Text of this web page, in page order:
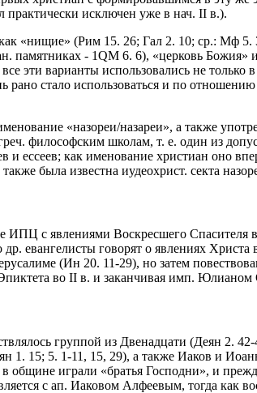
практически исключен уже в нач. II в.).
«нищие» (Рим 15. 26; Гал 2. 10; ср.: Мф 5.
памятниках - 1QM 6. 6), «церковь
эти варианты использовались не
рано стало использоваться и по
«назореи/назареи», а также
философским школам, т. е. один из
ессеев; как именование христиан оно
была известна иудеохрист. секта
ИПЦ с явлениями Воскресшего
евангелисты говорят о явлениях
(Ин 20. 11-29), но затем
во II в. и заканчивая имп.
группой из Двенадцати (Деян 2.
1. 15; 5. 1-11, 15, 29), а также Иаков и
играли «братья Господни», и
с ап. Иаковом Алфеевым, тогда как